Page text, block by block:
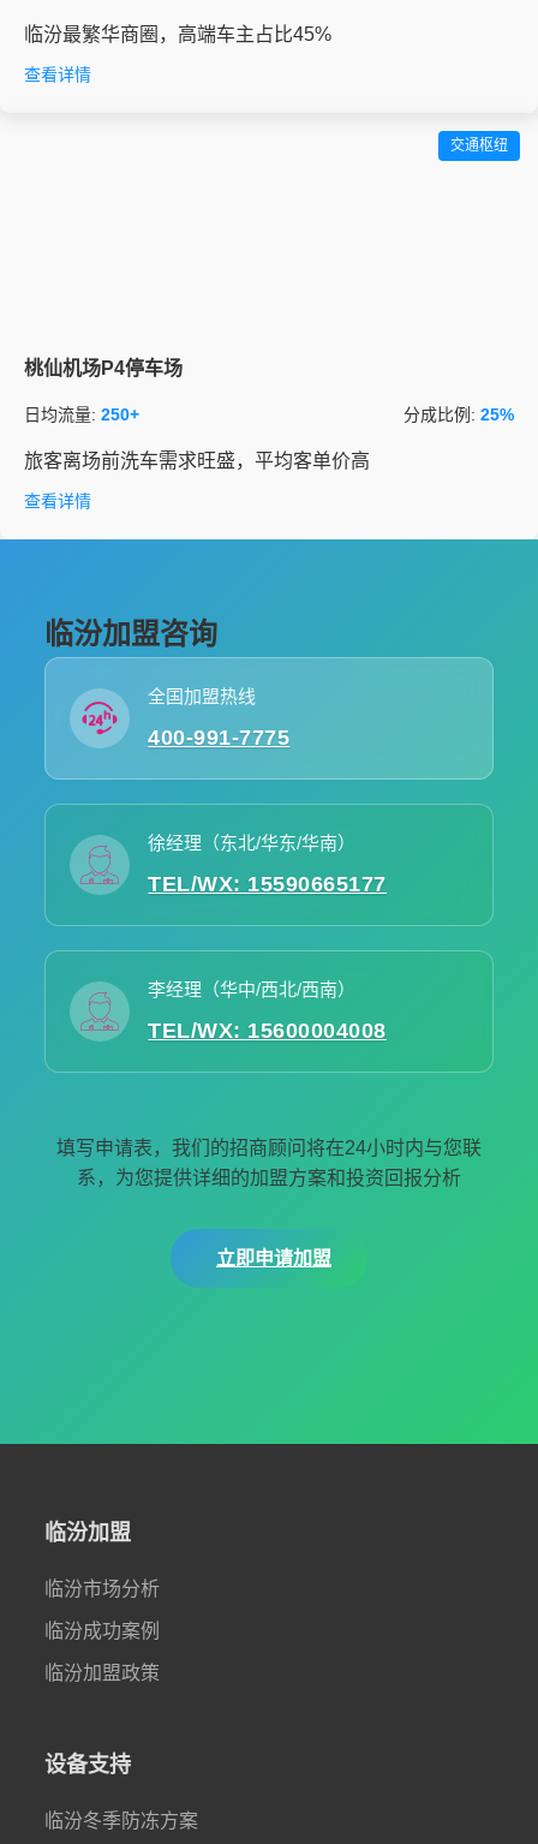
临汾最繁华商圈，高端车主占比45%
查看详情
交通枢纽
桃仙机场P4停车场
日均流量: 250+ 分成比例: 25%
旅客离场前洗车需求旺盛，平均客单价高
查看详情
临汾加盟咨询
全国加盟热线
400-991-7775
徐经理（东北/华东/华南）
TEL/WX: 15590665177
李经理（华中/西北/西南）
TEL/WX: 15600004008
填写申请表，我们的招商顾问将在24小时内与您联
系，为您提供详细的加盟方案和投资回报分析
立即申请加盟
临汾加盟
临汾市场分析
临汾成功案例
临汾加盟政策
设备支持
临汾冬季防冻方案